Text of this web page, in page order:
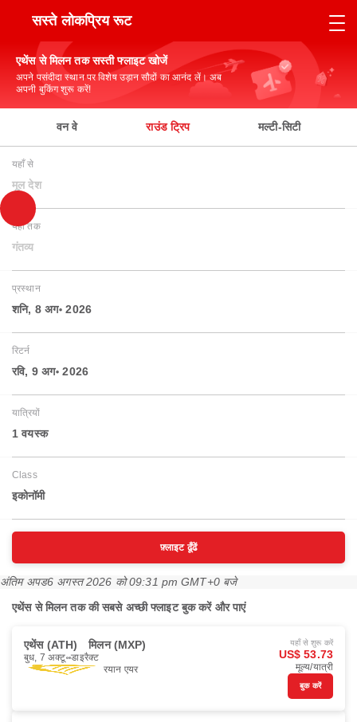
सस्ते लोकप्रिय रूट
एथेंस से मिलन तक सस्ती फ्लाइट खोजें
अपने पसंदीदा स्थान पर विशेष उड़ान सौदों का आनंद लें। अब
अपनी बुकिंग शुरू करें!
वन वे राउंड ट्रिप मल्टी-सिटी
यहाँ से
मूल देश
यहाँ तक
गंतव्य
प्रस्थान
शनि, 8 अग॰ 2026
रिटर्न
रवि, 9 अग॰ 2026
यात्रियों
1 वयस्‍क
Class
इकोनॉमी
फ़्लाइट ढूँढें
अंतिम अपड6 अगस्त 2026 को 09:31 pm GMT+0 बजे
एथेंस से मिलन तक की सबसे अच्छी फ्लाइट बुक करें और पाएं
एथेंस (ATH) मिलन (MXP)
बुध, 7 अक्टू॰ डाइरैक्ट
रयान एयर
यहाँ से शुरू करें
US$ 53.73
मूल्य/यात्री
बुक करें